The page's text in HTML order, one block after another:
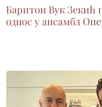
Баритон Вук Зекић
однос у ансамбл